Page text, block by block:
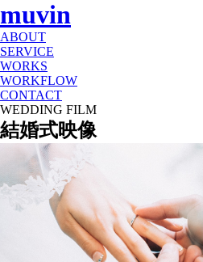
muvin
ABOUT
SERVICE
WORKS
WORKFLOW
CONTACT
WEDDING FILM
結婚式映像